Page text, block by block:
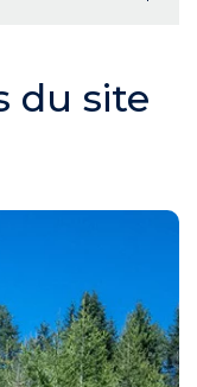
du site